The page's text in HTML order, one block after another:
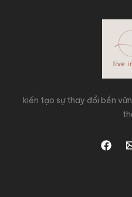
kiến tạo sự thay đổi bền